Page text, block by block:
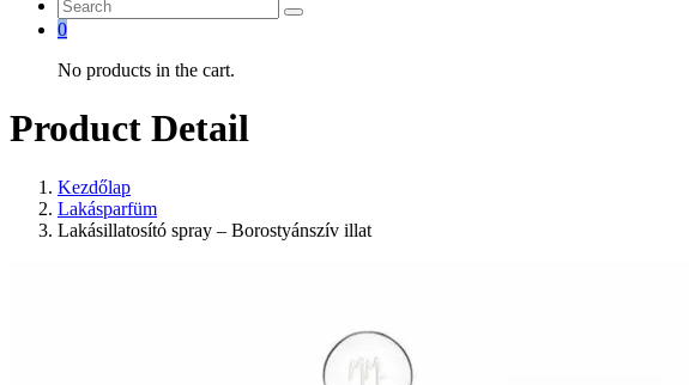
0
No products in the cart.
Product Detail
Kezdőlap
Lakásparfüm
Lakásillatosító spray – Borostyánszív illat